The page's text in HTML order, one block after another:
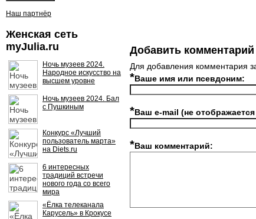
Наш партнёр
Женская сеть
myJulia.ru
Ночь музеев 2024.
Народное искусство на
высшем уровне
Ночь музеев 2024. Бал
с Пушкиным
Конкурс «Лучший
пользователь марта»
на Diets.ru
6 интересных
традиций встречи
нового года со всего
мира
«Ёлка телеканала
Карусель» в Крокусе
Добавить комментарий
Для добавления комментария
*Ваше имя или псевдоним:
*Ваш e-mail (не
*Ваш комментарий: